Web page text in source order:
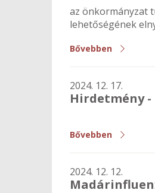
az önkormányzat
lehetőségének
Bővebben
2024. 12. 17.
Hirdetmény
Bővebben
2024. 12. 12.